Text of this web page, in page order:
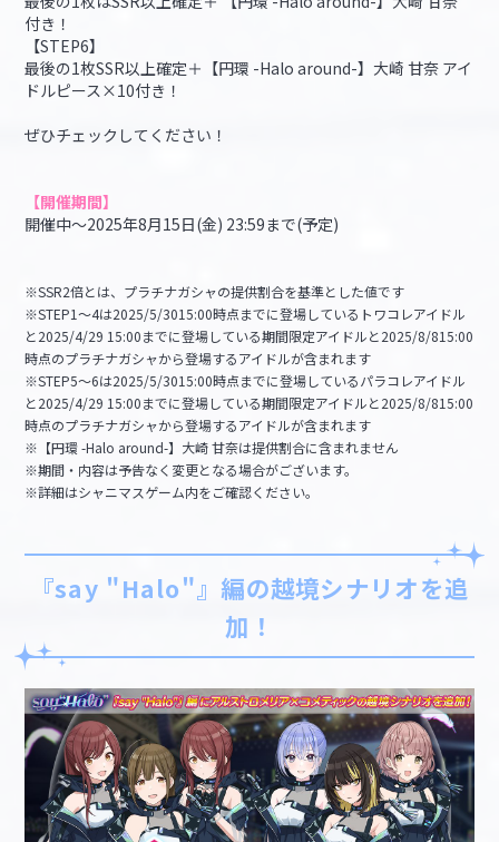
付き！
【STEP6】
最後の1枚SSR以上確定＋【円環 -Halo around-】大崎 甘奈 アイ
ドルピース×10付き！
ぜひチェックしてください！
【開催期間】
開催中～2025年8月15日(金) 23:59まで(予定)
※SSR2倍とは、プラチナガシャの提供割合を基準とした値です
※STEP1～4は2025/5/3015:00時点までに登場しているトワコレアイドル
と2025/4/29 15:00までに登場している期間限定アイドルと2025/8/815:00
時点のプラチナガシャから登場するアイドルが含まれます
※STEP5～6は2025/5/3015:00時点までに登場しているパラコレアイドル
と2025/4/29 15:00までに登場している期間限定アイドルと2025/8/815:00
時点のプラチナガシャから登場するアイドルが含まれます
※【円環 -Halo around-】大崎 甘奈は提供割合に含まれません
※期間・内容は予告なく変更となる場合がございます。
※詳細はシャニマスゲーム内をご確認ください。
『say "Halo"』編の越境シナリオを追
加！